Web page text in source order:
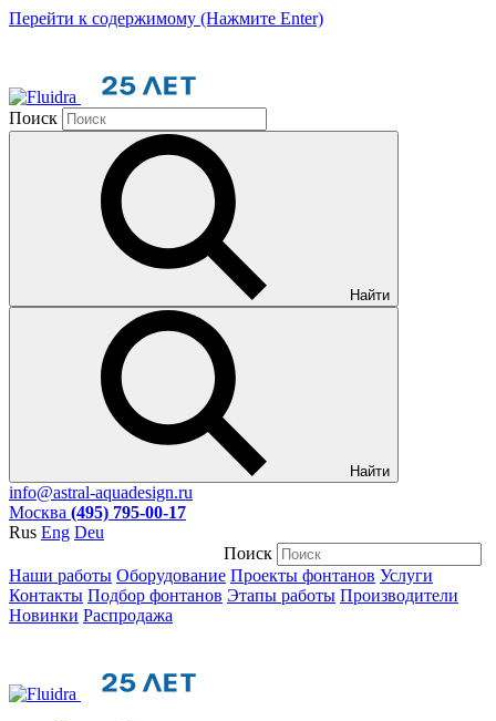
Перейти к содержимому (Нажмите Enter)
Поиск
Найти
Найти
info@astral-aquadesign.ru
Москва (495) 795-00-17
Rus Eng Deu
Поиск
Наши работы Оборудование Проекты фонтанов Услуги
Контакты Подбор фонтанов Этапы работы Производители
Новинки Распродажа